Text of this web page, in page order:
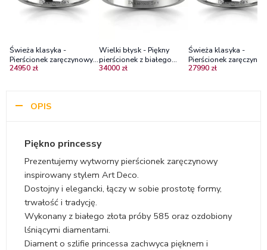
Świeża klasyka -
Pierścionek zaręczynowy z
białego złota z brylantami
24950 zł
Wielki błysk - Piękny
pierścionek z białego
złota z diamentami
34000 zł
Świeża klasyka -
Pierścionek
białego złota z
27990 zł
OPIS
Piękno princessy
Prezentujemy wytworny pierścionek zaręczynowy
inspirowany stylem Art Deco.
Dostojny i elegancki, łączy w sobie prostotę formy,
trwałość i tradycję.
Wykonany z białego złota próby 585 oraz ozdobiony
lśniącymi diamentami.
Diament o szlifie princessa zachwyca pięknem i